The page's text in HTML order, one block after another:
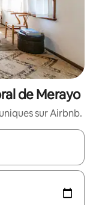
de Merayo
sur Airbnb.
les en utilisant